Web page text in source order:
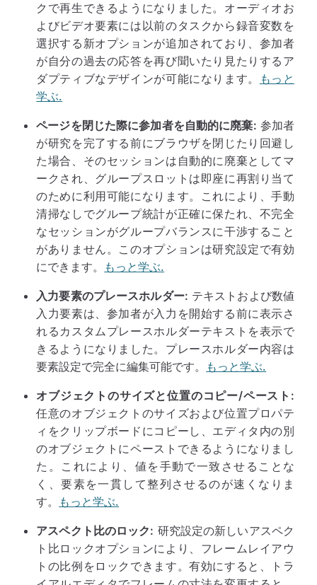
クで再生できるようになりました。オーディオお
よびビデオ要素には以前のタスクから録音変数を
選択する新オプションが追加されており、参加者
が自分の過去の応答を再び聞いたり見たりするア
ダプティブなデザインが可能になります。
もっと
学ぶ.
ページを閉じた際に参加者を自動的に廃棄: 参加者
が研究を完了する前にブラウザを閉じたり回避し
た場合、そのセッションは自動的に廃棄としてマ
ークされ、グループスロットは即座に再割り当て
のために利用可能になります。これにより、手動
清掃なしでグループ統計が正確に保たれ、不完全
なセッションがグループバランスに干渉すること
がありません。このオプションは研究設定で有効
にできます。
もっと学ぶ.
入力要素のプレースホルダー: テキストおよび数値
入力要素は、参加者が入力を開始する前に表示さ
れるカスタムプレースホルダーテキストを表示で
きるようになりました。プレースホルダー内容は
要素設定で完全に編集可能です。
もっと学ぶ.
オブジェクトのサイズと位置のコピー/ペースト:
任意のオブジェクトのサイズおよび位置プロパテ
ィをクリップボードにコピーし、エディタ内の別
のオブジェクトにペーストできるようになりまし
た。これにより、値を手動で一致させることな
く、要素を一貫して整列させるのが速くなりま
す。
もっと学ぶ.
アスペクト比のロック: 研究設定の新しいアスペク
ト比ロックオプションにより、フレームレイアウ
トの比例をロックできます。有効にすると、トラ